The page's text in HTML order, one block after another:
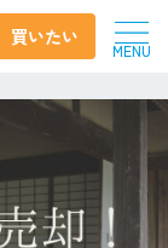
買いたい
MENU